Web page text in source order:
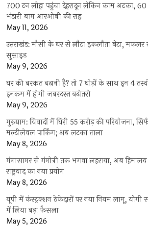
700 टन लोहा पहुंचा देहरादून लेकिन काम अटका, 60
भंडारी बाग आरओबी की राह
May 11, 2026
उत्तराखंड: मौसी के घर से लौटा इकलौता बेटा,
सुसाइड
May 9, 2026
घर की बरकत बढ़ानी है? तो 7 घोड़ों के साथ इन 4
इनकम में होगी जबरदस्त बढ़ोतरी
May 9, 2026
गुरुग्राम: विवादों में घिरी 55 करोड़ की परियोजना,
मल्टीलेवल पार्किंग; अब लटका ताला
May 8, 2026
गंगासागर से गंगोत्री तक भगवा लहराया, अब हिमालय
राष्ट्रवाद का नया प्रयोग
May 8, 2026
यूपी में कंस्ट्रक्शन ठेकेदारों पर नया नियम लागू,
में लिया बड़ा फैसला
May 5, 2026